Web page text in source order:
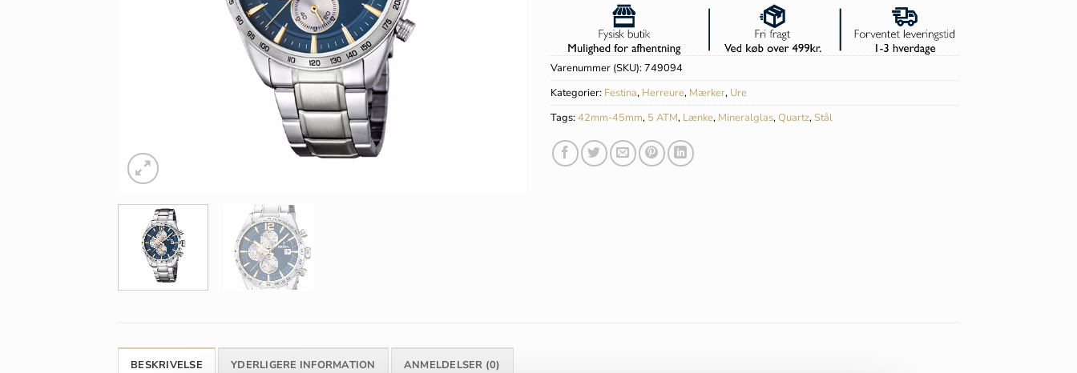
Varenummer (SKU):749094
Kategorier: Festina, Herreure, Mærker, Ure
Tags:42mm-45mm, 5 ATM, Lænke, Mineralglas,Quartz, Stål
BESKRIVELSE YDERLIGERE INFORMATION ANMELDELSER (0)